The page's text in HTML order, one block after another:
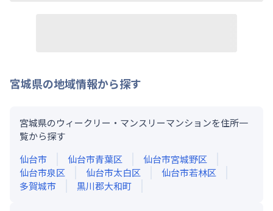
宮城県の地域情報から探す
宮城県のウィークリー・マンスリーマンションを住所一
覧から探す
仙台市
仙台市青葉区
仙台市宮城野区
仙台市泉区
仙台市太白区
仙台市若林区
多賀城市
黒川郡大和町